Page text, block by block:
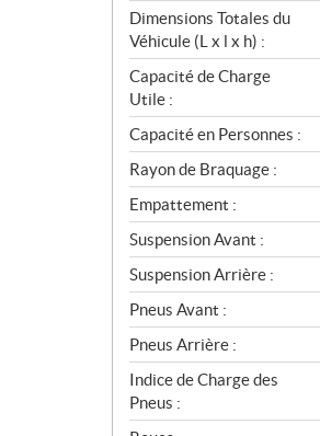
Dimensions Totales du
Véhicule (L x l x h) :
Capacité de Charge
Utile :
Capacité en Personnes :
Rayon de Braquage :
Empattement :
Suspension Avant :
Suspension Arrière :
Pneus Avant :
Pneus Arrière :
Indice de Charge des
Pneus :